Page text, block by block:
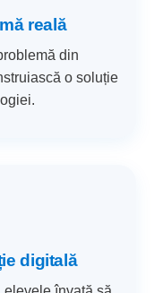
reală
din
o soluție
digitală